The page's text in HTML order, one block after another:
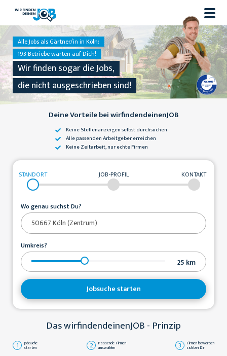
Alle Jobs als Gärtner/in in Köln:
193 Betriebe warten auf Dich!
Wir finden sogar die Jobs,
die nicht ausgeschrieben sind!
Deine Vorteile bei wirfindendeinenJOB
Keine Stellenanzeigenselbst durchsuchen
Alle passendenArbeitgeber erreichen
Keine Zeitarbeit,nur echte Firmen
STANDORT JOB-PROFIL KONTAKT
Wo genau suchst Du?
Umkreis?
25 km
Jobsuche starten
Das wirfindendeinenJOB - Prinzip
1 Jobsuche
starten 2 Passende Firmen
auswählen 3 Firmen bewerben
sich bei Dir